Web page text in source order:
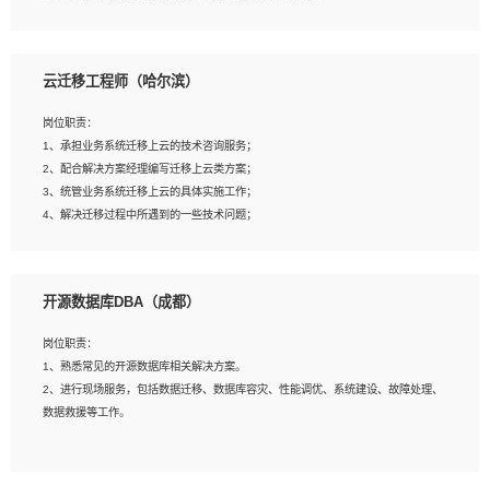
岗位要求：
2、熟悉tensorflow，keras，pytorch等常规深度学习框架，快速根据客户需求实现
有效的模型；
3、熟悉掌握至少一种编程语言，如：Python，Java；
4、 熟悉NLP相关算法与实现；
5、至少有一次及以上问答系统的项目实践，熟悉问答系统全流程开发者优先；
云迁移工程师（哈尔滨）
岗位职责：
1、承担业务系统迁移上云的技术咨询服务；
2、配合解决方案经理编写迁移上云类方案；
3、统管业务系统迁移上云的具体实施工作；
4、解决迁移过程中所遇到的一些技术问题；
1、专科及以上学历，三年以上工作经验，计算机等相关专业；
3、熟悉常见操作系统、存储、网络、 IO 等相关原理；
4、具有迁移工具实操经验，具备P2V、V2V迁移能力；
5、熟练华为、VMware虚拟化、云计算及云存储技术；
6、熟悉主流数据库、应用服务器、中间件部署架构和运维方法；
开源数据库DBA（成都）
岗位职责：
1、熟悉常见的开源数据库相关解决方案。
2、进行现场服务，包括数据迁移、数据库容灾、性能调优、系统建设、故障处理、
数据救援等工作。